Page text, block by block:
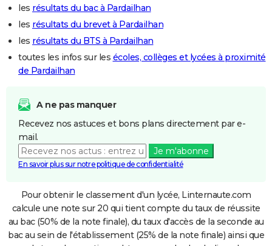
les résultats du bac à Pardailhan
les résultats du brevet à Pardailhan
les résultats du BTS à Pardailhan
toutes les infos sur les écoles, collèges et lycées à proximité
de Pardailhan
A ne pas manquer
Recevez nos astuces et bons plans directement par e-
mail.
Je m'abonne
En savoir plus sur notre politique de confidentialité
Pour obtenir le classement d'un lycée, Linternaute.com
calcule une note sur 20 qui tient compte du taux de réussite
au bac (50% de la note finale), du taux d'accès de la seconde au
bac au sein de l'établissement (25% de la note finale) ainsi que